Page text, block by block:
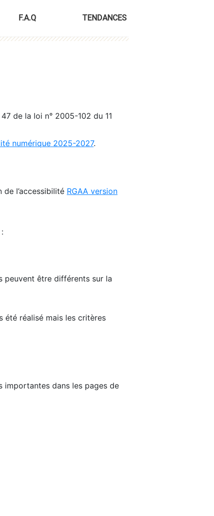
F.A.Q TENDANCES
de la loi n° 2005-102 du 11
numérique 2025-2027.
l’accessibilité RGAA version
peuvent être différents sur la
été réalisé mais les critères
importantes dans les pages de